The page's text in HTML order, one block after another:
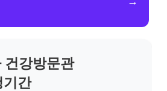
건강방문관
기간